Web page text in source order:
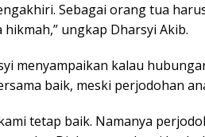
Sebagai orang tua
ungkap Dharsyi Akib.
menyampaikan kalau
baik, meski perjodohan
tetap baik. Namanya